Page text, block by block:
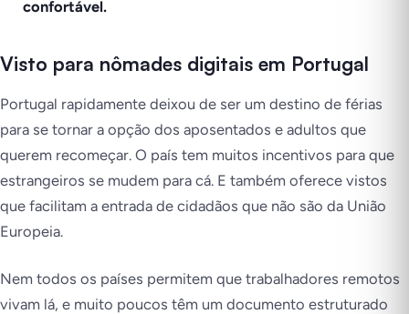
confortável.
Visto para nômades digitais em Portugal
Portugal rapidamente deixou de ser um destino de férias
para se tornar a opção dos aposentados e adultos que
querem recomeçar. O país tem muitos incentivos para que
estrangeiros se mudem para cá. E também oferece vistos
que facilitam a entrada de cidadãos que não são da União
Europeia.
Nem todos os países permitem que trabalhadores remotos
vivam lá, e muito poucos têm um documento estruturado